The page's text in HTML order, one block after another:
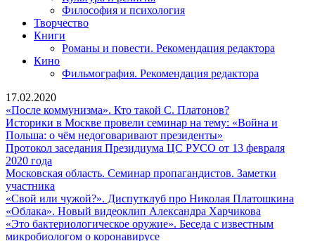
Философия и психология
Творчество
Книги
Романы и повести. Рекомендация редактора
Кино
Фильмография. Рекомендация редактора
17.02.2020
«После коммунизма». Кто такой С. Платонов?«После
коммунизма».
такой
Платонов?
Историки в Москве провели семинар на тему: «Война и
Польша: о чём недоговаривают президенты»
в
провели
на
тему:
«Война
Протокол заседания Президиума ЦС РУСО от 13 февраля
2020 года
заседания
Президиума
ЦС
РУСО
от
13
Московская область. Семинар пропагандистов. Заметки
участника
область.
Семинар
пропагандистов.
Заметки
«Свой или чужой?». Диспутклуб про Николая Платошкина
«Облака». Новый видеоклип Александра Харчикова
Новый
«Это бактериологическое оружие». Беседа с известным
микробиологом о коронавирусе«Это